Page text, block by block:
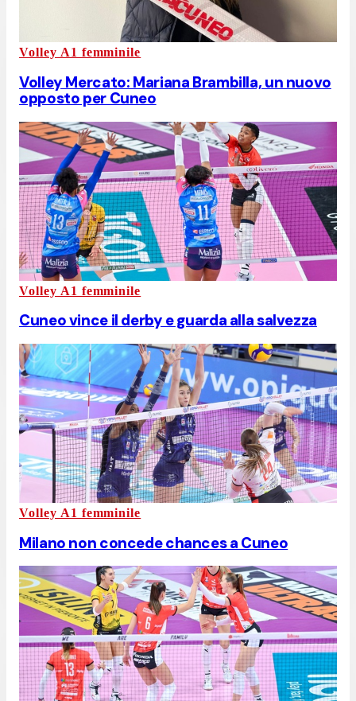
Volley A1 femminile
Volley Mercato: Mariana Brambilla, un nuovo
opposto per Cuneo
Volley A1 femminile
Cuneo vince il derby e guarda alla salvezza
Volley A1 femminile
Milano non concede chances a Cuneo